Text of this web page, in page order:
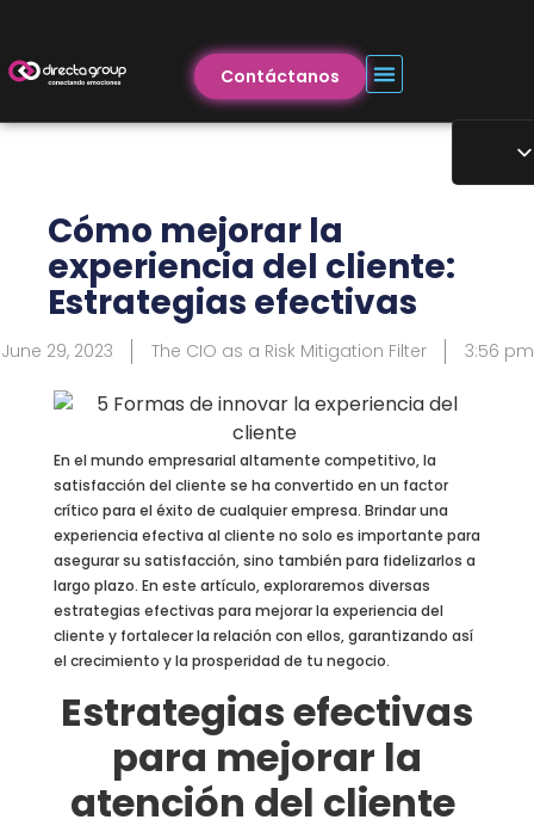
Contáctanos
Cómo mejorar la
experiencia del cliente:
Estrategias efectivas
June 29, 2023 The CIO as a Risk Mitigation Filter 3:56 pm
En el mundo empresarial altamente competitivo, la
satisfacción del cliente se ha convertido en un factor
crítico para el éxito de cualquier empresa. Brindar una
experiencia efectiva al cliente no solo es importante para
asegurar su satisfacción, sino también para fidelizarlos a
largo plazo. En este artículo, exploraremos diversas
estrategias efectivas para mejorar la experiencia del
cliente y fortalecer la relación con ellos, garantizando así
el crecimiento y la prosperidad de tu negocio.
Estrategias efectivas
para mejorar la
atención del cliente